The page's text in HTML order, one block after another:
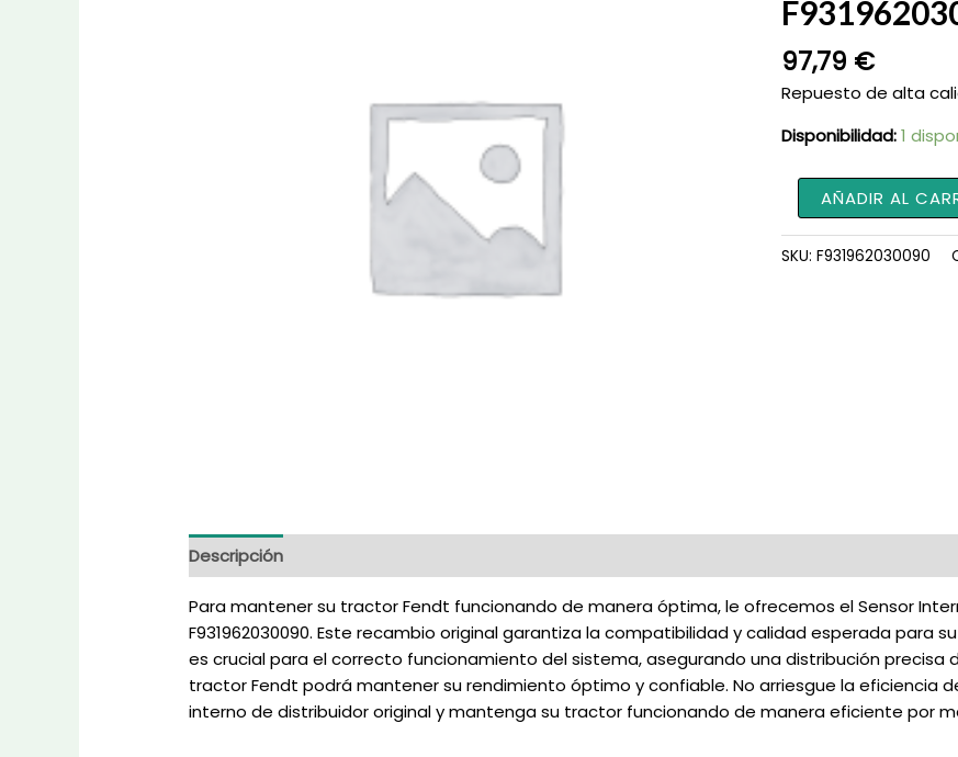
97,79 €
Repuesto de alta
Disponibilidad:1
Sensor
Interno
Distribuidor
F931962030090
AÑADIR AL
SKU: F931962030090
Descripción
Para mantener su tractor Fendt funcionando de manera óptima, le ofrecemos el Sensor
F931962030090. Este recambio original garantiza la compatibilidad y calidad esperada para
es crucial para el correcto funcionamiento del sistema, asegurando una distribución precisa
tractor Fendt podrá mantener su rendimiento óptimo y confiable. No arriesgue la eficiencia
interno de distribuidor original y mantenga su tractor funcionando de manera eficiente por